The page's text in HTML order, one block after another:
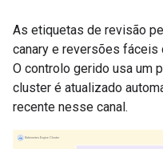
As etiquetas de revisão
canary e reversões fáceis
O controlo gerido usa um
cluster é atualizado
recente nesse canal.